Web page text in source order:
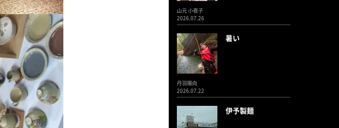
山元 小夜子
2026.07.26
暑い
丹羽陽向
2026.07.22
伊予製麺